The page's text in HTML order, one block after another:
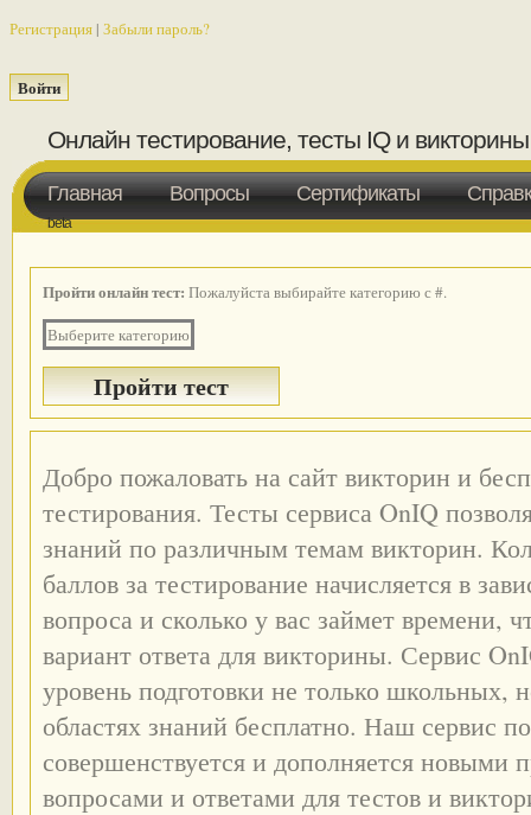
Регистрация | Забыли пароль?
Онлайн тестирование, тесты IQ и
beta
Главная Вопросы Сертификаты
Пройти онлайн тест: Пожалуйста выбирайте категорию с #.
Выберите категорию
Добро пожаловать на сайт викторин и
тестирования. Тесты сервиса OnIQ
знаний по различным темам викторин.
баллов за тестирование начисляется в
вопроса и сколько у вас займет времени,
вариант ответа для викторины. Сервис
уровень подготовки не только школьных,
областях знаний бесплатно. Наш сервис
совершенствуется и дополняется
вопросами и ответами для тестов и